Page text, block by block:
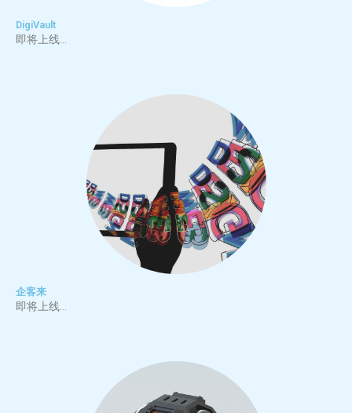
DigiVault
即将上线…
企客来
即将上线…